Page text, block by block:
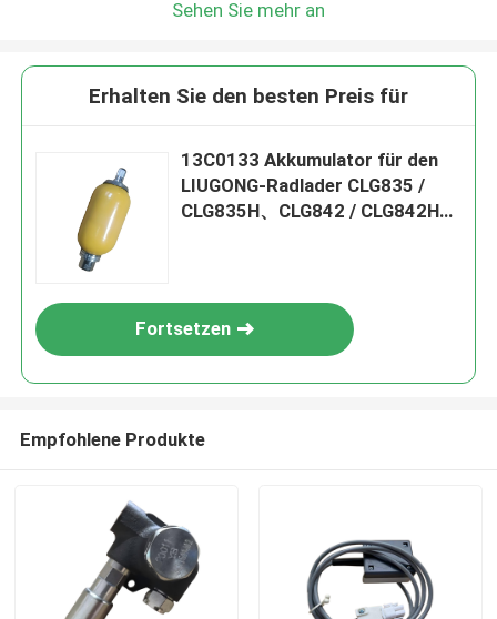
Sehen Sie mehr an
Erhalten Sie den besten Preis für
13C0133 Akkumulator für den
LIUGONG-Radlader CLG835 /
CLG835H、CLG842 / CLG842H、
Fortsetzen
Empfohlene Produkte